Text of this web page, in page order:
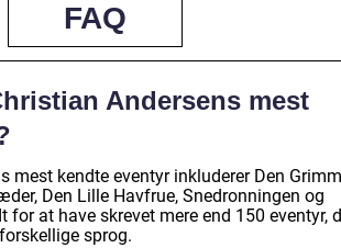
FAQ
Andersens mest
mest kendte eventyr inkluderer Den
Den Lille Havfrue, Snedronningen og
for at have skrevet mere end 150 eventyr,
sprog.